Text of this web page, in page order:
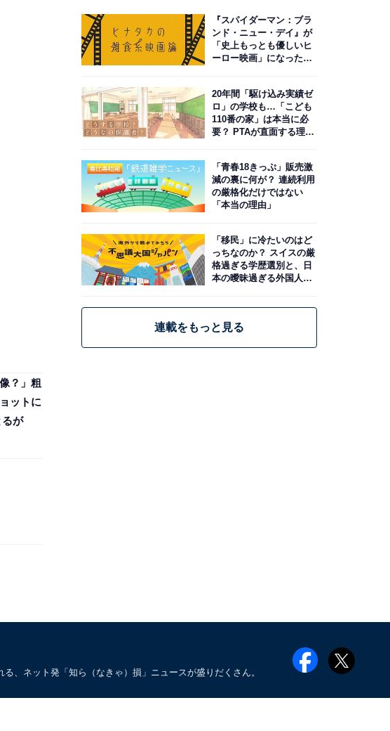
？」粗
ットに
が
『スパイダーマン：ブラ
ンド・ニュー・デイ』が
「史上もっとも優しいヒ
ーロー映画」になった理
20年間「駆け込み実績ゼ
ロ」の学校も…「こども
110番の家」は本当に必
要？ PTAが直面する理想
「青春18きっぷ」販売激
減の裏に何が？ 連続利用
の厳格化だけではない
「本当の理由」
「移民」に冷たいのはど
っちなのか？ スイスの厳
格過ぎる学歴選別と、日
本の曖昧過ぎる外国人政
連載をもっと見る
、ネット発「知ら（なきゃ）損」ニュースが盛りだくさん。